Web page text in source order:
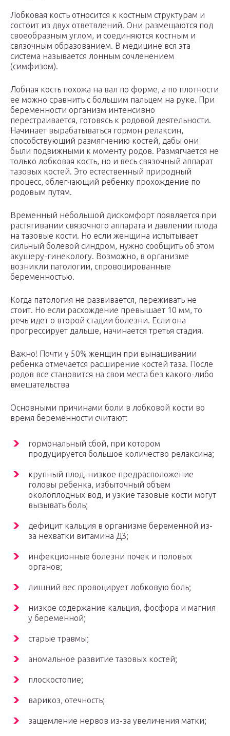
Лобковая кость относится к костным структурам и
состоит из двух ответвлений. Они размещаются под
своеобразным углом, и соединяются костным и
связочным образованием. В медицине вся эта
система называется лонным сочленением
(симфизом).
Лобная кость похожа на вал по форме, а по плотности
ее можно сравнить с большим пальцем на руке. При
беременности организм интенсивно
перестраивается, готовясь к родовой деятельности.
Начинает вырабатываться гормон релаксин,
способствующий размягчению костей, дабы они
были подвижными к моменту родов. Размягчается не
только лобковая кость, но и весь связочный аппарат
тазовых костей. Это естественный природный
процесс, облегчающий ребенку прохождение по
родовым путям.
Временный небольшой дискомфорт появляется при
растягивании связочного аппарата и давлении плода
на тазовые кости. Но если женщина испытывает
сильный болевой синдром, нужно сообщить об этом
акушеру-гинекологу. Возможно, в организме
возникли патологии, спровоцированные
беременностью.
Когда патология не развивается, переживать не
стоит. Но если расхождение превышает 10 мм, то
речь идет о второй стадии болезни. Если она
прогрессирует дальше, начинается третья стадия.
Важно! Почти у 50% женщин при вынашивании
ребенка отмечается расширение костей таза. После
родов все становится на свои места без какого-либо
вмешательства
Основными причинами боли в лобковой кости во
время беременности считают:
гормональный сбой, при котором
продуцируется большое количество релаксина;
крупный плод, низкое предрасположение
головы ребенка, избыточный объем
околоплодных вод, и узкие тазовые кости могут
вызывать боль;
дефицит кальция в организме беременной из-
за нехватки витамина Д3;
инфекционные болезни почек и половых
органов;
лишний вес провоцирует лобковую боль;
низкое содержание кальция, фосфора и магния
у беременной;
старые травмы;
аномальное развитие тазовых костей;
плоскостопие;
варикоз, отечность;
защемление нервов из-за увеличения матки;